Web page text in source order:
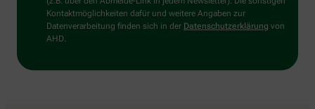
Haus.
Kontaktmöglichkeiten dafür und weitere Angaben zur
Datenverarbeitung finden sich in der Datenschutzerklärung von
AHD.